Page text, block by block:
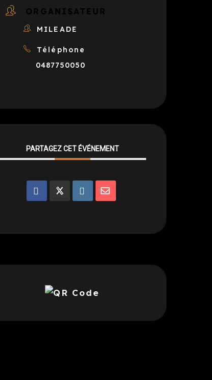
ORGANISATEUR
MILEADE
Téléphone
0487750050
PARTAGEZ CET ÉVÉNEMENT